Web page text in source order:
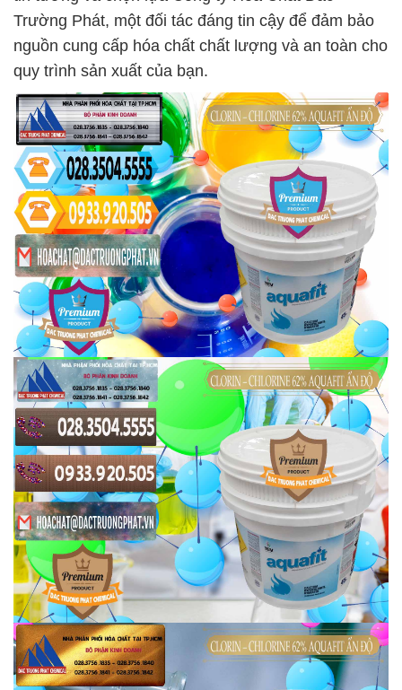
Trường Phát, một đối tác đáng tin cậy để đảm bảo
nguồn cung cấp hóa chất chất lượng và an toàn cho
quy trình sản xuất của bạn.